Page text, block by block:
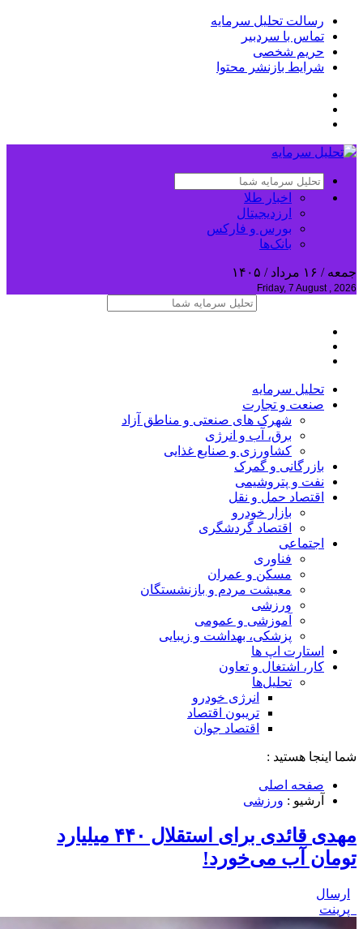
رسالت تحلیل سرمایه
تماس با سردبیر
حریم شخصی
شرایط بازنشر محتوا
اخبار طلا
ارزدیجیتال
بورس و فارکس
بانک‌ها
جمعه / ۱۶ مرداد / ۱۴۰۵
Friday, 7 August , 2026
تحلیل‌ سرمایه
صنعت و تجارت
شهرک های صنعتی و مناطق آزاد
برق، آب و انرژی
کشاورزی و صنایع غذایی
بازرگانی و گمرک
نفت و پتروشیمی
اقتصاد حمل و نقل
بازار خودرو
اقتصاد گردشگری
اجتماعی
فناوری
مسکن و عمران
معیشت مردم و بازنشستگان
ورزشی
آموزشی و عمومی
پزشکی، بهداشت و زیبایی
استارت اپ ها
کار، اشتغال و تعاون
تحلیل‌ها
انرژی خودرو
تریبون اقتصاد
اقتصاد جوان
شما اینجا هستید :
صفحه اصلی
آرشیو : ورزشی
مهدی قائدی برای استقلال ۴۴۰ میلیارد
تومان آب می‌خورد!
ارسال
پرینت